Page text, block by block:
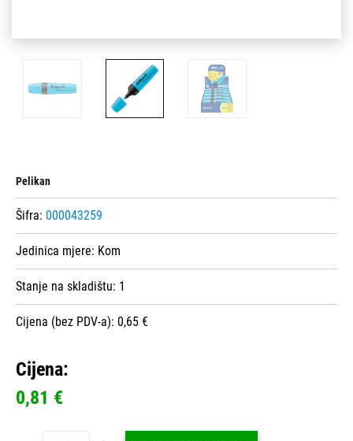
Pelikan
Šifra: 000043259
Jedinica mjere: Kom
Stanje na skladištu: 1
Cijena (bez PDV-a): 0,65 €
Cijena:
0,81 €